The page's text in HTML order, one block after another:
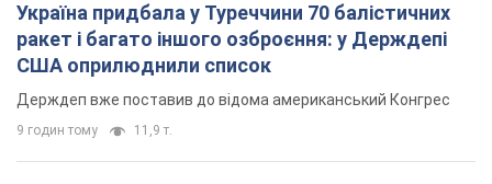
Україна придбала у Туреччини 70 балістичних
ракет і багато іншого озброєння: у Держдепі
США оприлюднили список
Держдеп вже поставив до відома американський Конгрес
9 годин тому 11,9 т.